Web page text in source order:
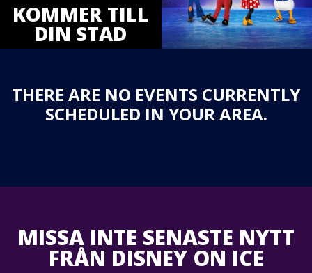
KOMMER TILL
DIN STAD
THERE ARE NO EVENTS CURRENTLY
SCHEDULED IN YOUR AREA.
MISSA INTE SENASTE NYTT
FRÅN DISNEY ON ICE